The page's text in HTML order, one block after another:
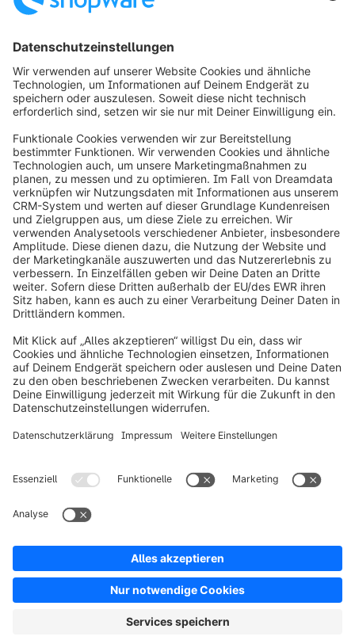
Worldwide:00 800 746 7626 0
Fax:+49 (0) 2555 92885-99
Für Presseverteiler anmelden:
public.relations@shopware.com
info@shopware.com
Produkt
Lösungen
Partner
Entwickler
Ressourcen
Copyright © shopware AG - Alle Rechte vorbehalten